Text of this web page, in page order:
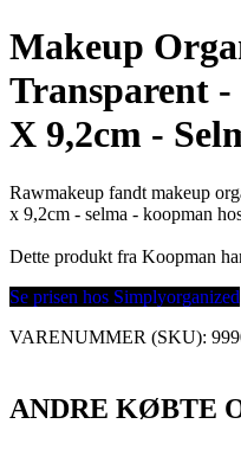
Makeup
Transparent -
X 9,2cm -
Rawmakeup fandt makeup
x 9,2cm - selma - koopman
Dette produkt fra Koopman
Se prisen hos Simplyorganized
VARENUMMER (SKU):
ANDRE KØBTE